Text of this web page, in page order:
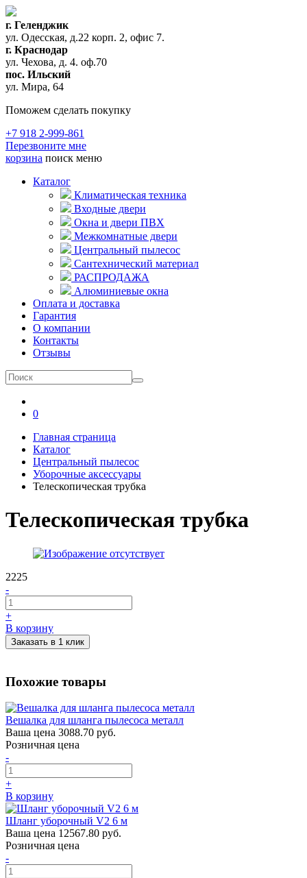
г. Геленджик
ул. Одесская, д.22 корп. 2, офис 7.
г. Краснодар
ул. Чехова, д. 4. оф.70
пос. Ильский
ул. Мира, 64
Поможем сделать покупку
+7 918 2-999-861
Перезвоните мне
корзина поиск меню
Каталог
Климатическая техника
Входные двери
Окна и двери ПВХ
Межкомнатные двери
Центральный пылесос
Сантехнический материал
РАСПРОДАЖА
Алюминиевые окна
Оплата и доставка
Гарантия
О компании
Контакты
Отзывы
0
Главная страница
Каталог
Центральный пылесос
Уборочные аксессуары
Телескопическая трубка
Телескопическая трубка
2225
-
+
В корзину
Заказать в 1 клик
Похожие товары
Вешалка для шланга пылесоса металл
Ваша цена 3088.70 руб.
Розничная цена
-
+
В корзину
Шланг уборочный V2 6 м
Ваша цена 12567.80 руб.
Розничная цена
-